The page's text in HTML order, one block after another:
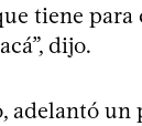
tiene para
dijo.
adelantó un